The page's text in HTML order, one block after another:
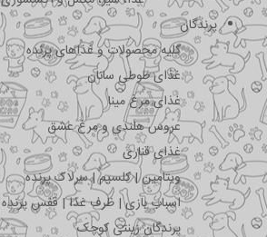
پرندگان
کلیه محصولات و غذاهای پرنده
غذای طوطی سانان
غذای مرغ مینا
عروس هلندی و مرغ عشق
غذای قناری
ویتامین | کلسیم | سرلاک پرنده
اسباب بازی | ظرف غذا | قفس پرنده
پرندگان زینتی کوچک